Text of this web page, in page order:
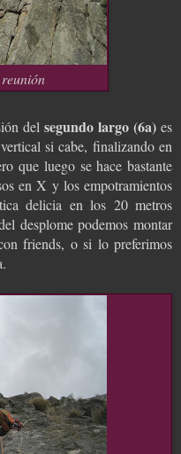
del segundo largo (6a) es
si cabe, finalizando en
que luego se hace bastante
en X y los empotramientos
delicia en los 20 metros
desplome podemos montar
friends, o si lo preferimos